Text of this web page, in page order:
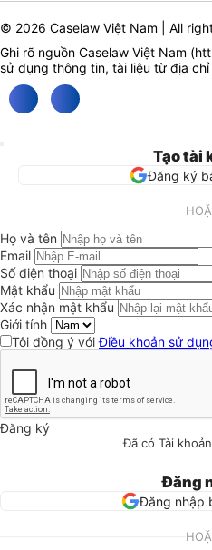
© 2026 Caselaw Việt Nam | All
Ghi rõ nguồn Caselaw Việt Nam (
sử dụng thông tin, tài liệu từ địa chỉ
Tạo tài
Đăng ký
Họ và tên
Email
Số điện thoại
Mật khẩu
Xác nhận mật khẩu
Giới tính
Tôi đồng ý vớiĐiều khoản sử
Đăng ký
Đã có Tài
Đăng
Đăng nhập